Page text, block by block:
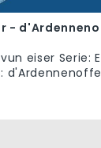
-
eiser Serie: